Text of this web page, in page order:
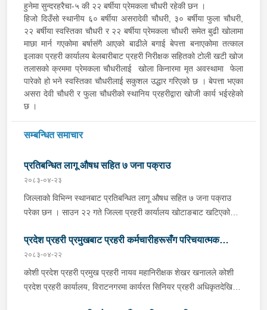
हुनेमा सुन्दरहरैचा-५ की २२ बर्षीया प्रेमकला चौधरी रहेकी छन ।
हिजो दिउँसो स्थानीय ६० बर्षीया असरादेवी चौधरी, ३० बर्षीया फुला चौधरी,
२२ बर्षीया स्वस्तिका चौधरी र २२ बर्षीया प्रेमकला चौधरी समेत बुढी खोलामा
माछा मार्न गएकोमा बर्षासंगै आएको बाढीले बगाई बेपत्ता बनाएकोमा तत्काल
इलाका प्रहरी कार्यालय बेलबारीबाट प्रहरी निरीक्षक सहितको टोली खटी खोज
तलासको क्रममा प्रेमकला चौधरीलाई खोला किनारमा मृत अवस्थामा फेला
पारेको हो भने स्वस्तिका चौधरीलाई सकुशल उद्धार गरिएको छ । बेपत्ता भएका
असरा देवी चौधरी र फुला चौधरीको स्थानिय प्रहरीद्वारा खोजी कार्य भईरहेको
छ ।
सम्बन्धित समाचार
प्रतिबन्धित लागू औषध सहित ७ जना पक्राउ
२०८३-०४-२३
जिल्लाको विभिन्न स्थानबाट प्रतिबन्धित लागू औषध सहित ७ जना पक्राउ
परेका छन । साउन २२ गते जिल्ला प्रहरी कार्यालय खोटाङबाट खटिएको
स्थित मध्यपहाडी लोकमार्गको जंगलमा शंकास्पद अवस्थामा रोकिराखेको
प्र.१-०२-००२ ख ००८३ नम्बरको ट्रक चेकजाँच गर्दा चालक बस्ने भाग र
पछाडिको डालाको बिचमा फल्स बटम बनाई लुकाई छिपाई राखेको अवस्थामा
१३ सय १५ किलो गाँजा फेला पारी ट्रक नियन्त्रणमा लिएको छ । त्यसैगरी
प्रदेश प्रहरी प्रमुखबाट प्रहरी कर्मचारीहरूसँग परिचयात्मक
भेटघाट तथा अन्तरक्रिया
२०८३-०४-२२
कोशी प्रदेश प्रहरी प्रमुख प्रहरी नायव महानिरीक्षक शेखर खनालले कोशी
प्रदेश प्रहरी कार्यालय, विराटनगरमा कार्यरत सिनियर प्रहरी अधिकृतदेखि